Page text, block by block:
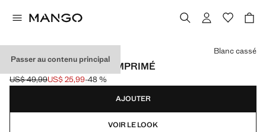
Passer au contenu principal
SWEAT-SHIRT COTON IMPRIMÉ
Prix initial barré [US$ 49,99 ]
US$ 49,99
Prix actuel [US$ 25,99 ]
US$ 25,99-48 %
Choisissez une couleur
Blanc cassé
AJOUTER
VOIR LE LOOK